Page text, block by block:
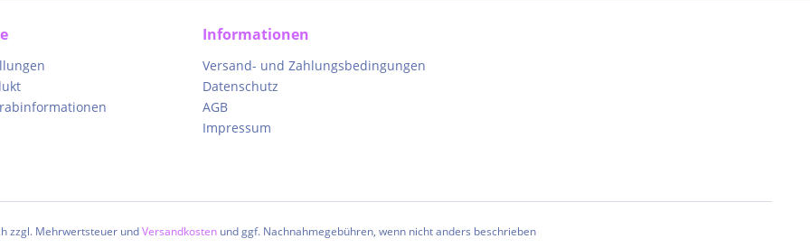
Informationen
Versand- und Zahlungsbedingungen
Datenschutz
AGB
Impressum
zzgl. Mehrwertsteuer undVersandkosten und ggf. Nachnahmegebühren, wenn nicht anders beschrieben